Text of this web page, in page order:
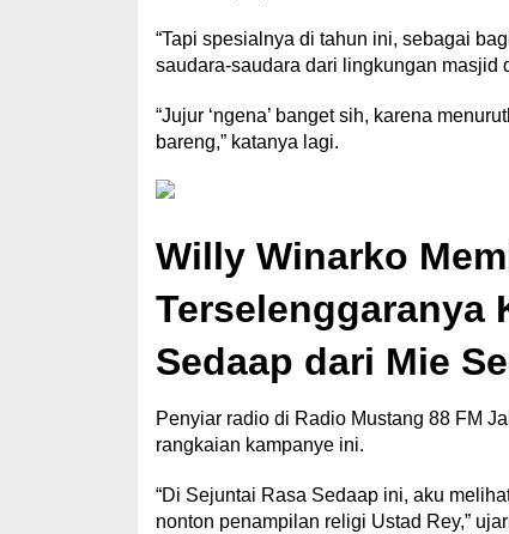
“Tapi spesialnya di tahun ini, sebagai
saudara-saudara dari lingkungan masjid
“Jujur ‘ngena’ banget sih, karena
bareng,” katanya lagi.
Willy Winarko
Terselenggaranya
Sedaap dari Mie
Penyiar radio di Radio Mustang 88 FM
rangkaian kampanye ini.
“Di Sejuntai Rasa Sedaap ini, aku
nonton penampilan religi Ustad Rey,”